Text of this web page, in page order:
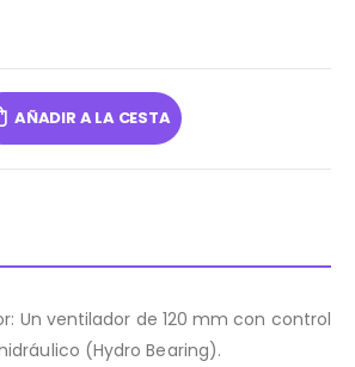
AÑADIR A LA CESTA
Un ventilador de 120 mm con control
(Hydro Bearing).